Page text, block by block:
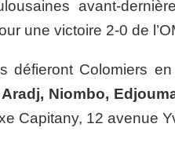
avant-
une victoire 2-0 de
Colomiers
Aradj, Niombo,
Capitany, 12 avenue